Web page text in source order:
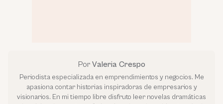
Por Valeria Crespo
Periodista especializada en emprendimientos y negocios. Me
apasiona contar historias inspiradoras de empresarios y
visionarios. En mi tiempo libre disfruto leer novelas dramáticas